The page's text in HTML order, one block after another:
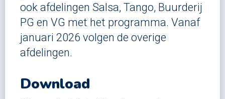
ook afdelingen Salsa, Tango, Buurderij
PG en VG met het programma. Vanaf
januari 2026 volgen de overige
afdelingen.
Download